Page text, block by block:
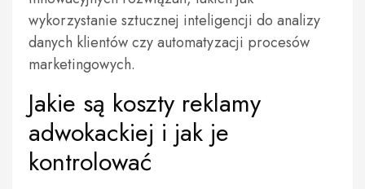
wykorzystanie sztucznej inteligencji do analizy
danych klientów czy automatyzacji procesów
marketingowych.
Jakie są koszty reklamy
adwokackiej i jak je
kontrolować